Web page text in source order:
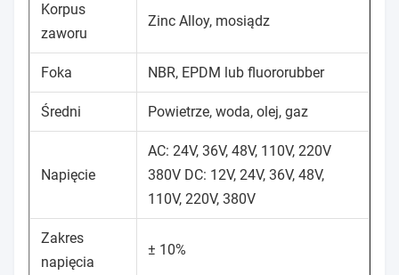
Korpus
zaworu
Zinc Alloy, mosiądz
Foka NBR, EPDM lub fluororubber
Średni Powietrze, woda, olej, gaz
Napięcie
AC: 24V, 36V, 48V, 110V, 220V
380V DC: 12V, 24V, 36V, 48V,
110V, 220V, 380V
Zakres
napięcia
± 10%